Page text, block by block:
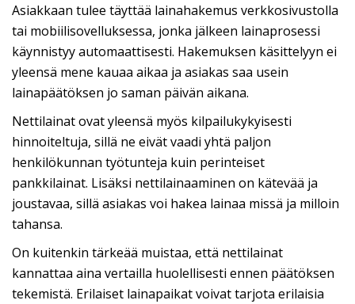
Asiakkaan tulee täyttää lainahakemus verkkosivustolla
tai mobiilisovelluksessa, jonka jälkeen lainaprosessi
käynnistyy automaattisesti. Hakemuksen käsittelyyn ei
yleensä mene kauaa aikaa ja asiakas saa usein
lainapäätöksen jo saman päivän aikana.
Nettilainat ovat yleensä myös kilpailukykyisesti
hinnoiteltuja, sillä ne eivät vaadi yhtä paljon
henkilökunnan työtunteja kuin perinteiset
pankkilainat. Lisäksi nettilainaaminen on kätevää ja
joustavaa, sillä asiakas voi hakea lainaa missä ja milloin
tahansa.
On kuitenkin tärkeää muistaa, että nettilainat
kannattaa aina vertailla huolellisesti ennen päätöksen
tekemistä. Erilaiset lainapaikat voivat tarjota erilaisia